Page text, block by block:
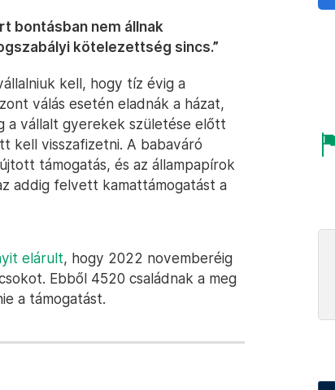
bontásban nem állnak
kötelezettség sincs.”
kell, hogy tíz évig a
válás esetén eladnák a házat,
a vállalt gyerekek születése előtt
kell visszafizetni. A babaváró
támogatás, és az állampapírok
addig felvett kamattámogatást a
elárult, hogy 2022 novemberéig
Ebből 4520 családnak a meg
a támogatást.